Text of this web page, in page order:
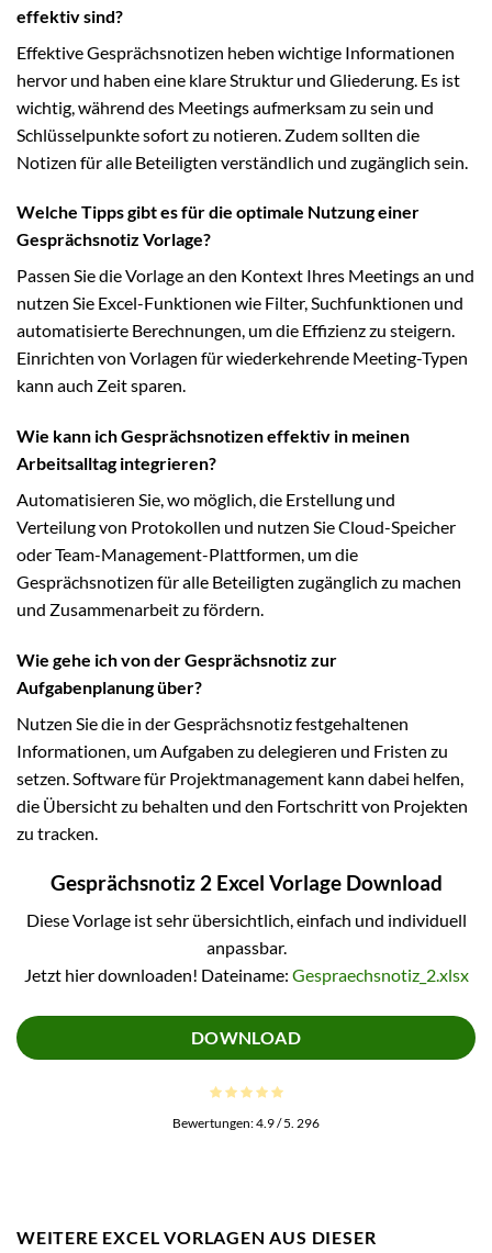
effektiv sind?
Effektive Gesprächsnotizen heben wichtige Informationen
hervor und haben eine klare Struktur und Gliederung. Es ist
wichtig, während des Meetings aufmerksam zu sein und
Schlüsselpunkte sofort zu notieren. Zudem sollten die
Notizen für alle Beteiligten verständlich und zugänglich sein.
Welche Tipps gibt es für die optimale Nutzung einer
Gesprächsnotiz Vorlage?
Passen Sie die Vorlage an den Kontext Ihres Meetings an und
nutzen Sie Excel-Funktionen wie Filter, Suchfunktionen und
automatisierte Berechnungen, um die Effizienz zu steigern.
Einrichten von Vorlagen für wiederkehrende Meeting-Typen
kann auch Zeit sparen.
Wie kann ich Gesprächsnotizen effektiv in meinen
Arbeitsalltag integrieren?
Automatisieren Sie, wo möglich, die Erstellung und
Verteilung von Protokollen und nutzen Sie Cloud-Speicher
oder Team-Management-Plattformen, um die
Gesprächsnotizen für alle Beteiligten zugänglich zu machen
und Zusammenarbeit zu fördern.
Wie gehe ich von der Gesprächsnotiz zur
Aufgabenplanung über?
Nutzen Sie die in der Gesprächsnotiz festgehaltenen
Informationen, um Aufgaben zu delegieren und Fristen zu
setzen. Software für Projektmanagement kann dabei helfen,
die Übersicht zu behalten und den Fortschritt von Projekten
zu tracken.
Gesprächsnotiz 2 Excel Vorlage Download
Diese Vorlage ist sehr übersichtlich, einfach und individuell
anpassbar.
Jetzt hier downloaden! Dateiname: Gespraechsnotiz_2.xlsx
DOWNLOAD
Bewertungen:4.9/ 5. 296
WEITERE EXCEL VORLAGEN AUS DIESER